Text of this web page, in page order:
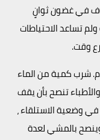
في غضون ثوانٍ
تساعد الاحتياطات
وقت.
شرب كمية من الماء
تنصح بأن يقف
وضعية الاستلقاء ،
بالمشي لعدة